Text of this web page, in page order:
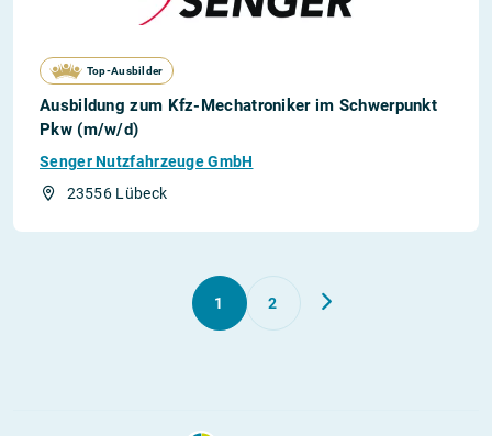
Top-Ausbilder
Ausbildung zum Kfz-Mechatroniker im Schwerpunkt
Pkw (m/w/d)
Senger Nutzfahrzeuge GmbH
23556 Lübeck
1 2